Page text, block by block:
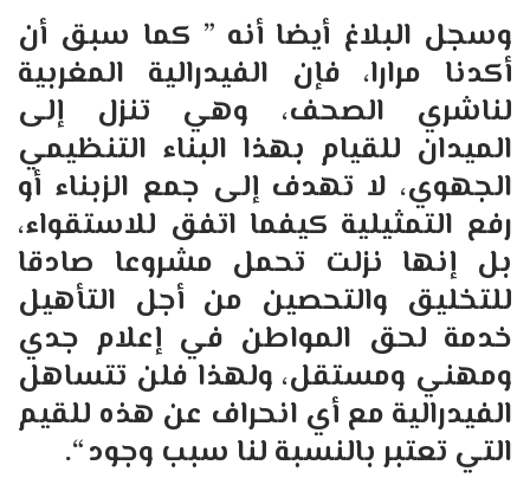
وسجل البلاغ أيضا أنه ” كما سبق أن
أكدنا مرارا، فإن الفيدرالية المغربية
لناشري الصحف، وهي تنزل إلى
الميدان للقيام بهذا البناء التنظيمي
الجهوي، لا تهدف إلى جمع الزبناء أو
رفع التمثيلية كيفما اتفق للاستقواء،
بل إنها نزلت تحمل مشروعا صادقا
للتخليق والتحصين من أجل التأهيل
خدمة لحق المواطن في إعلام جدي
ومهني ومستقل، ولهذا فلن تتساهل
الفيدرالية مع أي انحراف عن هذه للقيم
التي تعتبر بالنسبة لنا سبب وجود“.